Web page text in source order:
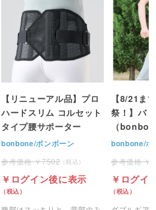
【リニューアル品】プロ
ハードスリム コルセット
タイプ腰サポーター
bonbone/ボンボーン
7502
ログイン後に表示
【8/21ま
祭！】バ
（
bonbone/ボ
ログイ